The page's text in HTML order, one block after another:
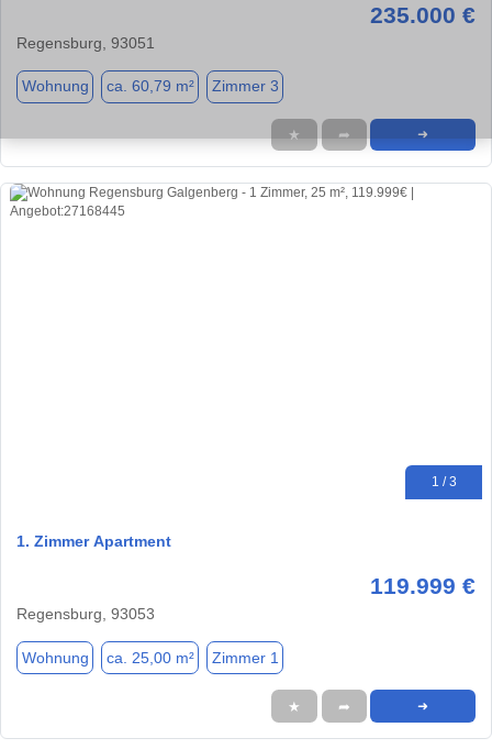
235.000 €
Regensburg, 93051
Wohnung ca. 60,79 m² Zimmer 3
★ ➦ ➜
1 / 3
1. Zimmer Apartment
119.999 €
Regensburg, 93053
Wohnung ca. 25,00 m² Zimmer 1
★ ➦ ➜